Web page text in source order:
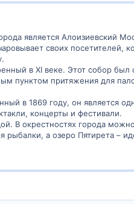
является Алоизиевский
своих посетителей,
в XI веке. Этот собор был
пунктом притяжения для
в 1869 году, он является
концерты и фестивали.
В окрестностях города
рыбалки, а озеро Пятирета –